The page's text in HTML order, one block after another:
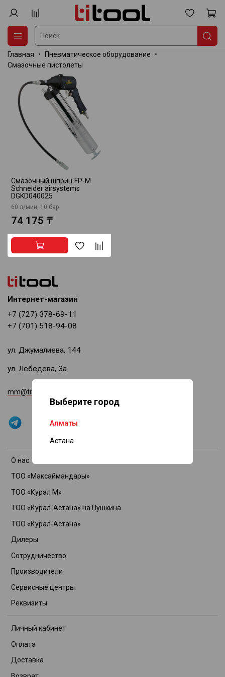
Выберите город
Алматы
Астана
Главная
Пневматическое оборудование
Смазочные пистолеты
Смазочный шприц FP-M
Schneider airsystems
DGKD040025
60 л/мин, 10 бар
74 175 ₸
О нас
ТОО «Максаймандары»
ТОО «Курал М»
ТОО «Курал-Астана» на Пушкина
ТОО «Курал-Астана»
Дилеры
Сотрудничество
Производители
Сервисные центры
Реквизиты
Личный кабинет
Оплата
Доставка
Интернет-магазин
+7 (727) 378-69-11
+7 (701) 518-94-08
ул. Джумалиева, 144
ул. Лебедева, 3а
mm@titool.kz